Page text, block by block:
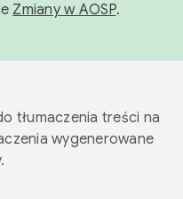
Zmiany w AOSP.
tłumaczenia treści na
wygenerowane